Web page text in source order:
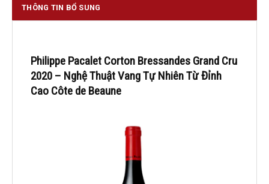
THÔNG TIN BỔ SUNG
Philippe Pacalet Corton Bressandes Grand Cru
2020 – Nghệ Thuật Vang Tự Nhiên Từ Đỉnh
Cao Côte de Beaune